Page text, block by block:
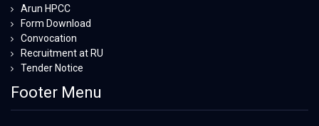
Arun HPCC
Form Download
Convocation
Recruitment at RU
Tender Notice
Footer Menu